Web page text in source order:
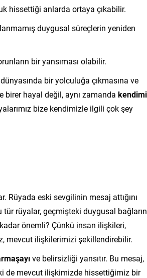
hissettiği anlarda ortaya çıkabilir.
duygusal süreçlerin yeniden
bir yansıması olabilir.
bir yolculuğa çıkmasına ve
birer hayal değil, aynı zamanda
bize kendimizle ilgili çok şey
Rüyada eski sevgilinin mesaj attığını
tür rüyalar, geçmişteki duygusal bağların
önemli? Çünkü insan ilişkileri,
mevcut ilişkilerimizi şekillendirebilir.
ve belirsizliği yansıtır. Bu mesaj,
de mevcut ilişkimizde hissettiğimiz bir